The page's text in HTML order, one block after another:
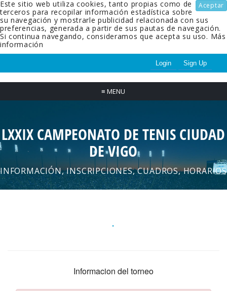
Aceptar
Este sitio web utiliza cookies, tanto propias como de
terceros para recopilar información estadística sobre
su navegación y mostrarle publicidad relacionada con sus
preferencias, generada a partir de sus pautas de navegación.
Si continua navegando, consideramos que acepta su uso. Más
información
Login Sign Up
≡ MENU
LXXIX CAMPEONATO DE TENIS CIUDAD
DE VIGO
INFORMACIÓN, INSCRIPCIONES, CUADROS, HORARIOS
.
Informacion del torneo